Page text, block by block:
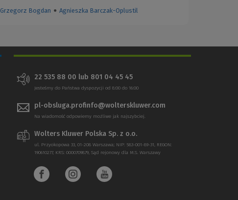
Grzegorz Bogdan ● Agnieszka Barczak-Oplustil
22 535 88 00 lub 801 04 45 45
Jesteśmy do Państwa dyspozycji od 8:00 do 16:00
pl-obsluga.profinfo@wolterskluwer.com
Na wiadomość odpowiemy możliwe jak najszybciej.
Wolters Kluwer Polska Sp. z o.o.
ul. Przyokopowa 33, 01-208 Warszawa; NIP: 583-001-89-31, REGON:
190610277, KRS: 0000709879, Sąd rejonowy dla M.S. Warszawy